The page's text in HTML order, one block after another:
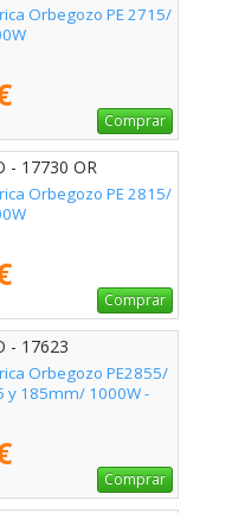
Orbegozo PE 2715/
Comprar
- 17730 OR
Orbegozo PE 2815/
Comprar
- 17623
Orbegozo PE2855/
y 185mm/ 1000W -
Comprar